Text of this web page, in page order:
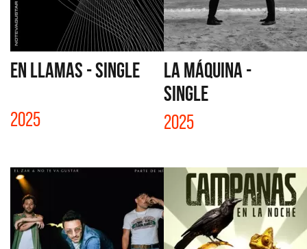
EN LLAMAS - SINGLE
2025
LA MÁQUINA -
SINGLE
2025